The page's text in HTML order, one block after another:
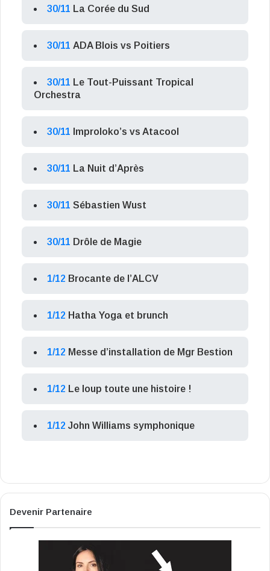
30/11 La Corée du Sud
30/11 ADA Blois vs Poitiers
30/11 Le Tout-Puissant Tropical
Orchestra
30/11 Improloko’s vs Atacool
30/11 La Nuit d’Après
30/11 Sébastien Wust
30/11 Drôle de Magie
1/12 Brocante de l’ALCV
1/12 Hatha Yoga et brunch
1/12 Messe d’installation de Mgr Bestion
1/12 Le loup toute une histoire !
1/12 John Williams symphonique
Devenir Partenaire